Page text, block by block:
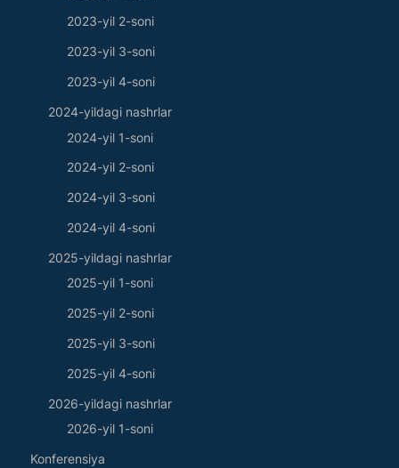
2023-yil 2-soni
2023-yil 3-soni
2023-yil 4-soni
2024-yildagi nashrlar
2024-yil 1-soni
2024-yil 2-soni
2024-yil 3-soni
2024-yil 4-soni
2025-yildagi nashrlar
2025-yil 1-soni
2025-yil 2-soni
2025-yil 3-soni
2025-yil 4-soni
2026-yildagi nashrlar
2026-yil 1-soni
Konferensiya